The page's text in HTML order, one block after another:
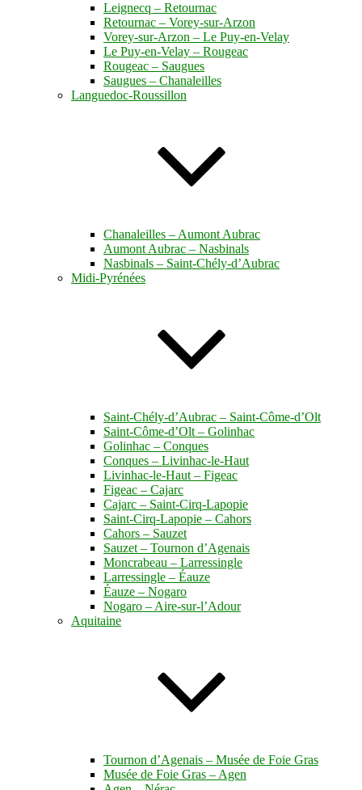
Leignecq – Retournac
Retournac – Vorey-sur-Arzon
Vorey-sur-Arzon – Le Puy-en-Velay
Le Puy-en-Velay – Rougeac
Rougeac – Saugues
Saugues – Chanaleilles
Languedoc-Roussillon
Chanaleilles – Aumont Aubrac
Aumont Aubrac – Nasbinals
Nasbinals – Saint-Chély-d’Aubrac
Midi-Pyrénées
Saint-Chély-d’Aubrac – Saint-Côme-d’Olt
Saint-Côme-d’Olt – Golinhac
Golinhac – Conques
Conques – Livinhac-le-Haut
Livinhac-le-Haut – Figeac
Figeac – Cajarc
Cajarc – Saint-Cirq-Lapopie
Saint-Cirq-Lapopie – Cahors
Cahors – Sauzet
Sauzet – Tournon d’Agenais
Moncrabeau – Larressingle
Larressingle – Éauze
Éauze – Nogaro
Nogaro – Aire-sur-l’Adour
Aquitaine
Tournon d’Agenais – Musée de Foie Gras
Musée de Foie Gras – Agen